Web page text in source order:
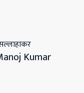
Kumar